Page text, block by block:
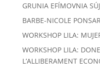
GRUNIA EFÍMOVNIA
BARBE-NICOLE
WORKSHOP LILA:
WORKSHOP LILA:
L’ALLIBERAMENT